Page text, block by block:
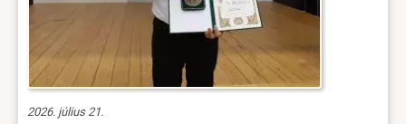
2026. július 21.